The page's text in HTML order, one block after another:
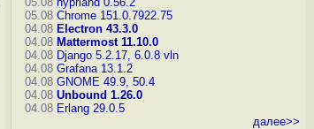
05.08 Chrome 151.0.7922.75
04.08 Electron 43.3.0
04.08 Mattermost 11.10.0
04.08 Django 5.2.17, 6.0.8 vln
04.08 Grafana 13.1.2
04.08 GNOME 49.9, 50.4
04.08 Unbound 1.26.0
04.08 Erlang 29.0.5
далее>>